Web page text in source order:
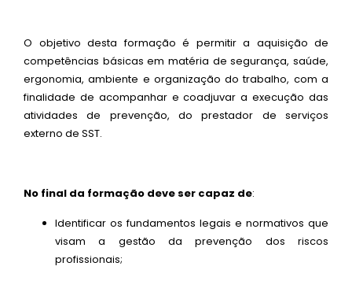
O objetivo desta formação é permitir a aquisição de
competências básicas em matéria de segurança, saúde,
ergonomia, ambiente e organização do trabalho, com a
finalidade de acompanhar e coadjuvar a execução das
atividades de prevenção, do prestador de serviços
externo de SST.
No final da formação deve ser capaz de:
Identificar os fundamentos legais e normativos que
visam a gestão da prevenção dos riscos
profissionais;